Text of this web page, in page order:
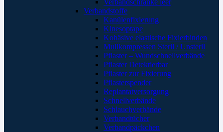
Verbandschränke leer
Verbandstoffe
Kanülenfixierung
Kinesoptape
Kohäsive elastische Fixierbinden
Mullkompressen Steril / Unsteril
Pflaster – Wundschnellverbände
Pflaster Detektierbar
Pflaster zur Fixierung
Pflasterspender
Replantatversorgung
Schnellverbände
Schlauchverbände
Verbandtücher
Verbandpäckchen